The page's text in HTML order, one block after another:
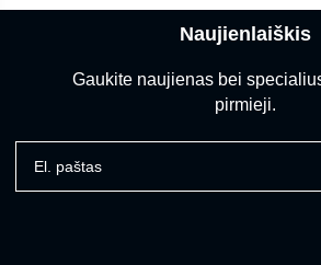
Naujienlaiškis
Gaukite naujienas bei
pirmieji.